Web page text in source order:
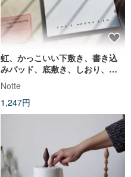
虹、かっこいい下敷き、書き込
みパッド、底敷き、しおり、手
帳ツール、ノート中敷き
Notte
1,247円